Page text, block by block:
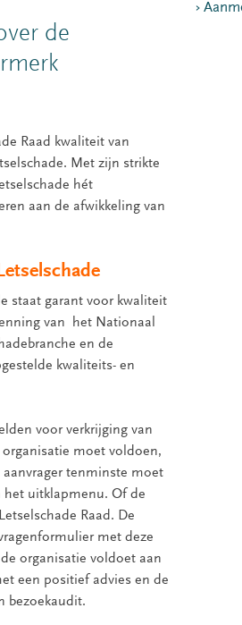
de
Raad kwaliteit van
Met zijn strikte
hét
aan de afwikkeling van
staat garant voor kwaliteit
van het Nationaal
en de
kwaliteits- en
voor verkrijging van
moet voldoen,
aanvrager tenminste moet
het uitklapmenu. Of de
Raad. De
met deze
organisatie voldoet aan
een positief advies en de
bezoekaudit.